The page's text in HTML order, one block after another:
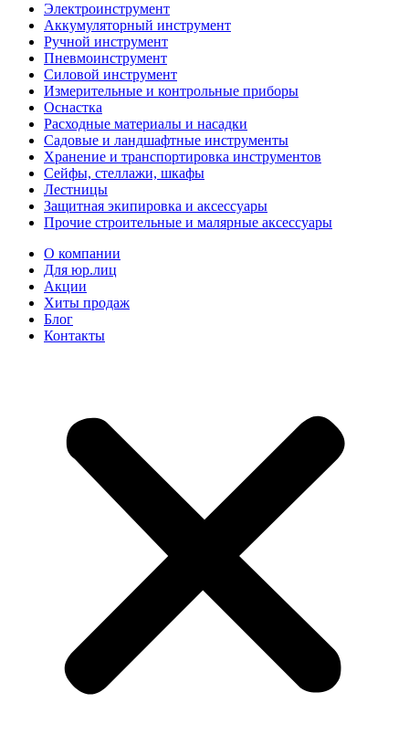
Электроинструмент
Аккумуляторный инструмент
Ручной инструмент
Пневмоинструмент
Силовой инструмент
Измерительные и контрольные приборы
Оснастка
Расходные материалы и насадки
Садовые и ландшафтные инструменты
Хранение и транспортировка инструментов
Сейфы, стеллажи, шкафы
Лестницы
Защитная экипировка и аксессуары
Прочие строительные и малярные аксессуары
О компании
Для юр.лиц
Акции
Хиты продаж
Блог
Контакты